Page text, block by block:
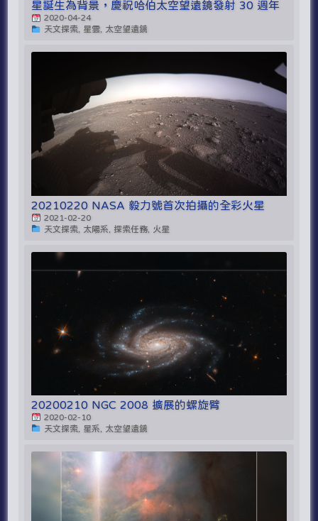
星誕生為背景，慶祝哈伯太空望遠鏡發射 30 週年
2020-04-24
天文探索, 星雲, 太空望遠鏡
20210220 NASA 毅力號首次拍攝的全彩火星
2021-02-20
天文探索, 太陽系, 探索任務, 火星
20200210 NGC 2008 擴展的螺旋臂
2020-02-10
天文探索, 星系, 太空望遠鏡